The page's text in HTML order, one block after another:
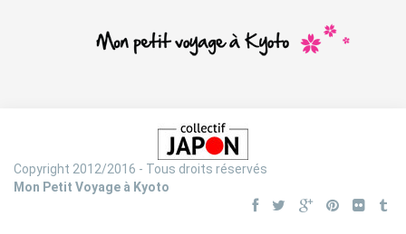
Copyright 2012/2016 - Tous droits réservés
Mon Petit Voyage à Kyoto